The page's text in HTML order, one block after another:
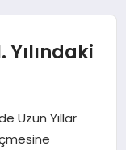
Yılındaki
Uzun Yıllar